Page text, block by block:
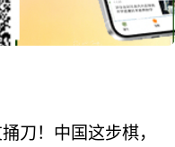
刀！中国这步棋，